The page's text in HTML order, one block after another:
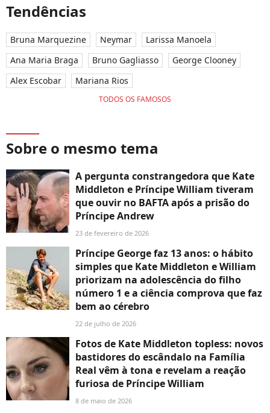
Tendências
Bruna Marquezine Neymar
Larissa Manoela
Ana Maria Braga
Bruno Gagliasso
George Clooney
Alex Escobar
Mariana Rios
TODOS OS FAMOSOS
Sobre o mesmo tema
A pergunta constrangedora que Kate
Middleton e Príncipe William tiveram
que ouvir no BAFTA após a prisão do
Príncipe Andrew
23 de fevereiro de 2026
Príncipe George faz 13 anos: o hábito
simples que Kate Middleton e William
priorizam na adolescência do filho
número 1 e a ciência comprova que faz
bem ao cérebro
22 de julho de 2026
Fotos de Kate Middleton topless: novos
bastidores do escândalo na Família
Real vêm à tona e revelam a reação
furiosa de Príncipe William
8 de maio de 2026